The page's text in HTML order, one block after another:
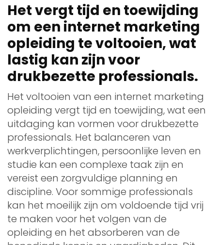
Het vergt tijd en toewijding
om een internet marketing
opleiding te voltooien, wat
lastig kan zijn voor
drukbezette professionals.
Het voltooien van een internet marketing
opleiding vergt tijd en toewijding, wat een
uitdaging kan vormen voor drukbezette
professionals. Het balanceren van
werkverplichtingen, persoonlijke leven en
studie kan een complexe taak zijn en
vereist een zorgvuldige planning en
discipline. Voor sommige professionals
kan het moeilijk zijn om voldoende tijd vrij
te maken voor het volgen van de
opleiding en het absorberen van de